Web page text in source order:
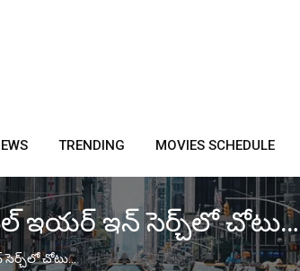
TRENDING MOVIES SCHEDULE
ఇయర్ ఇన్ సెర్చ్‌లో చోటు…
సెర్చ్‌లో చోటు…